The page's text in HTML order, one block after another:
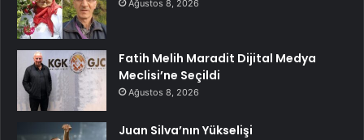
Ağustos 8, 2026
Fatih Melih Maradit Dijital Medya
Meclisi’ne Seçildi
Ağustos 8, 2026
Juan Silva’nın Yükselişi